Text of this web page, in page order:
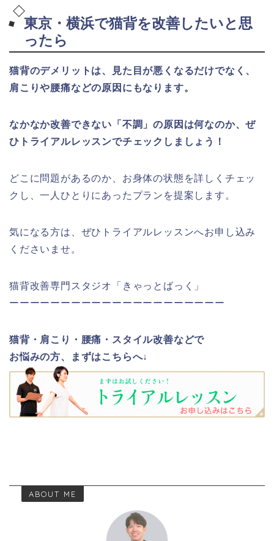
東京・横浜で猫背を改善したいと思
ったら
猫背のデメリットは、見た目が悪くなるだけでなく、
肩こりや腰痛などの原因にもなります。
なかなか改善できない「不調」の原因は何なのか、ぜ
ひトライアルレッスンでチェックしましょう！
どこに問題があるのか、お身体の状態を詳しくチェッ
クし、一人ひとりにあったプランを提案します。
気になる方は、ぜひトライアルレッスンへお申し込み
くださいませ。
猫背改善専門スタジオ「きゃっとばっく」
ーーーーーーーーーーーーーーーーーーーーー
猫背・肩こり・腰痛・スタイル改善などで
お悩みの方、まずはこちらへ↓
ABOUT ME